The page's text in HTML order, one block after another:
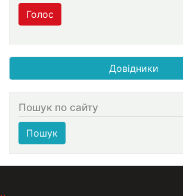
Голос
Довідники
Пошук по сайту
Пошук
МЕНЮ В ПОДВАЛЕ